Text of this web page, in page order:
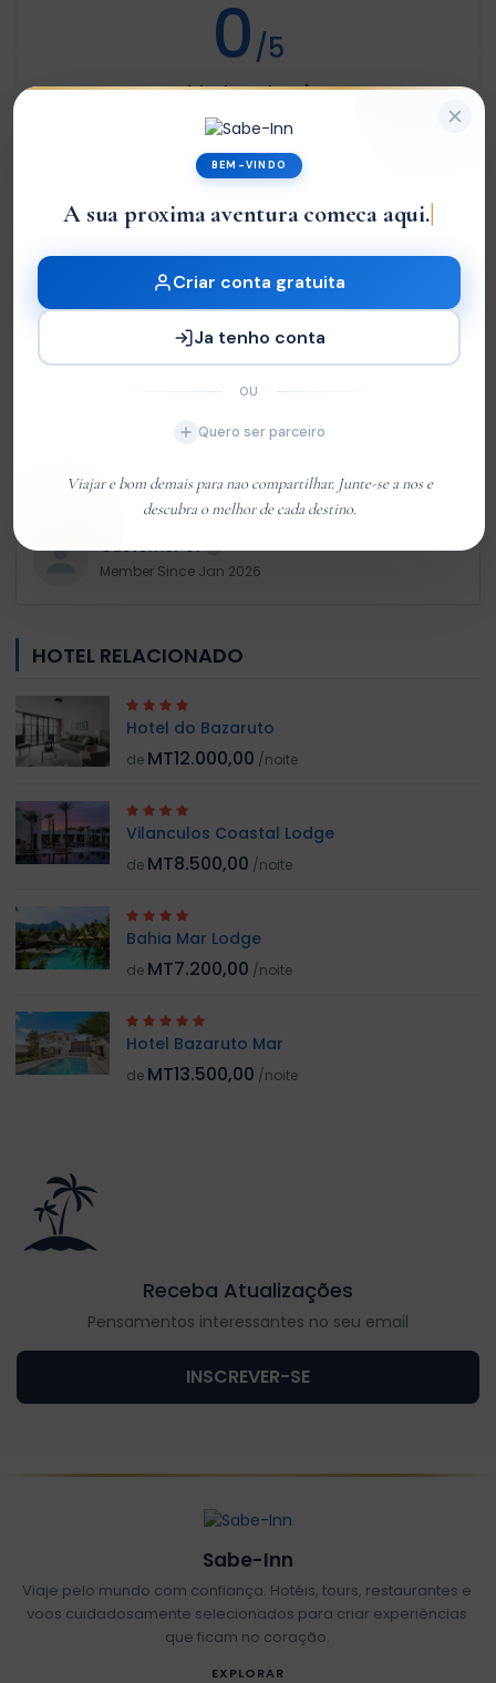
0/5
Not rated
Com base em0 review
Very Good
Média
0
Ruim
Customer 01
Member Since Jan 2026
HOTEL RELACIONADO
Hotel do Bazaruto
de MT12.000,00 /noite
Vilanculos Coastal Lodge
de MT8.500,00 /noite
Bahia Mar Lodge
de MT7.200,00 /noite
Hotel Bazaruto Mar
de MT13.500,00 /noite
Receba Atualizações
Pensamentos interessantes no seu email
INSCREVER-SE
Sabe-Inn
Viaje pelo mundo com confiança. Hotéis, tours, restaurantes e
voos cuidadosamente selecionados para criar experiências
que ficam no coração.
EXPLORAR
BEM-VINDO
A sua proxima aventura comeca aqui.
Criar conta gratuita
Ja tenho conta
OU
Quero ser parceiro
Viajar e bom demais para nao compartilhar. Junte-se a nos e
descubra o melhor de cada destino.